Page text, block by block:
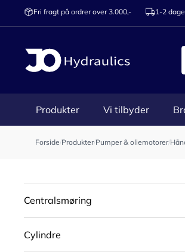
Fri fragt på ordrer over 3.000,- 1-2
Produkter Vi tilbyder
Forside/Produkter/Pumper & oliemotorer/
Centralsmøring
Cylindre